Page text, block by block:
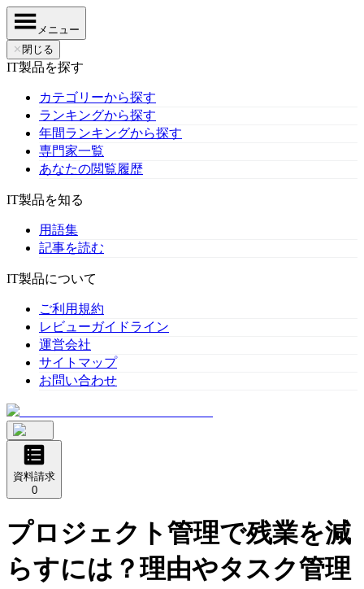
メニュー
✕ 閉じる
IT製品を探す
カテゴリーから探す
ランキングから探す
年間ランキングから探す
専門家一覧
あなたの閲覧履歴
IT製品を知る
用語集
記事を読む
IT製品について
ご利用規約
レビューガイドライン
運営会社
サイトマップ
お問い合わせ
資料請求
0
プロジェクト管理で残業を減
らすには？理由やタスク管理